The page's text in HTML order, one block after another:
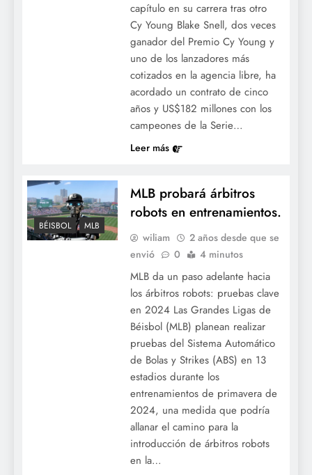
capítulo en su carrera tras otro
Cy Young Blake Snell, dos veces
ganador del Premio Cy Young y
uno de los lanzadores más
cotizados en la agencia libre, ha
acordado un contrato de cinco
años y US$182 millones con los
campeones de la Serie…
Leer más
BÉISBOL MLB
MLB probará árbitros
robots en entrenamientos.
wiliam
2 años desde que se
envió
0 4 minutos
MLB da un paso adelante hacia
los árbitros robots: pruebas clave
en 2024 Las Grandes Ligas de
Béisbol (MLB) planean realizar
pruebas del Sistema Automático
de Bolas y Strikes (ABS) en 13
estadios durante los
entrenamientos de primavera de
2024, una medida que podría
allanar el camino para la
introducción de árbitros robots
en la…